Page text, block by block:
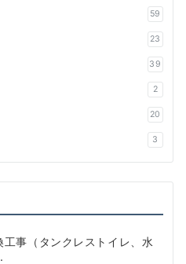
59
23
39
2
20
3
工事（タンクレストイレ、水